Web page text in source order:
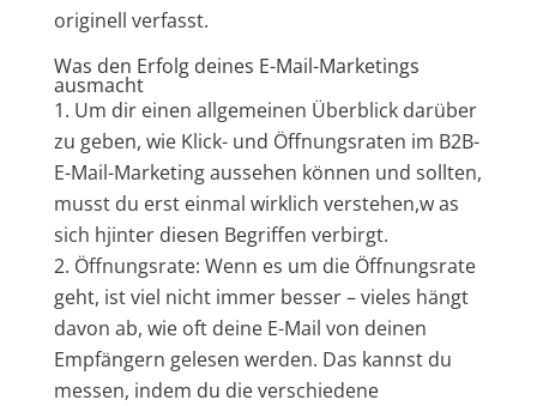
originell verfasst.
Was den Erfolg deines E-Mail-Marketings
ausmacht
Um dir einen allgemeinen Überblick darüber
zu geben, wie Klick- und Öffnungsraten im B2B-
E-Mail-Marketing aussehen können und sollten,
musst du erst einmal wirklich verstehen,w as
sich hjinter diesen Begriffen verbirgt.
Öffnungsrate: Wenn es um die Öffnungsrate
geht, ist viel nicht immer besser – vieles hängt
davon ab, wie oft deine E-Mail von deinen
Empfängern gelesen werden. Das kannst du
messen, indem du die verschiedene